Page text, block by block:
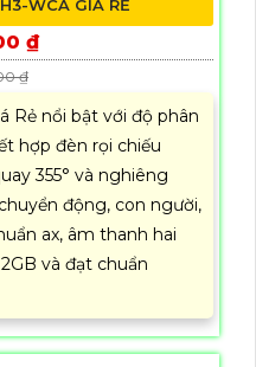
WCA GIÁ RẺ
₫
₫
Rẻ nổi bật với độ phân
hợp đèn rọi chiếu
355° và nghiêng
động, con người,
ax, âm thanh hai
và đạt chuẩn